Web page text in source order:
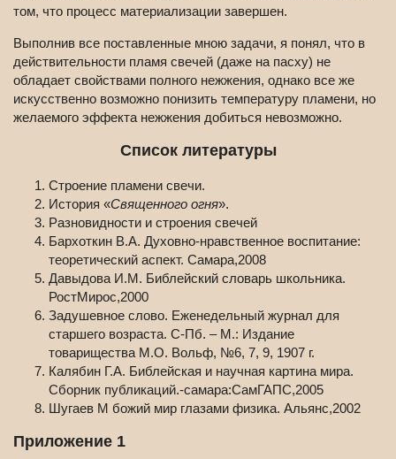
том, что процесс материализации завершен.
Выполнив все поставленные мною задачи, я понял, что в
действительности пламя свечей (даже на пасху) не
обладает свойствами полного нежжения, однако все же
искусственно возможно понизить температуру пламени, но
желаемого эффекта нежжения добиться невозможно.
Список литературы
Строение пламени свечи.
История «Священного огня».
Разновидности и строения свечей
Бархоткин В.А. Духовно-нравственное воспитание:
теоретический аспект. Самара,2008
Давыдова И.М. Библейский словарь школьника.
РостМирос,2000
Задушевное слово. Еженедельный журнал для
старшего возраста. С-Пб. – М.: Издание
товарищества М.О. Вольф, №6, 7, 9, 1907 г.
Калябин Г.А. Библейская и научная картина мира.
Сборник публикаций.-самара:СамГАПС,2005
Шугаев М божий мир глазами физика. Альянс,2002
Приложение 1